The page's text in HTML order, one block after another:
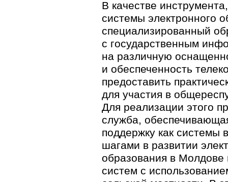
В качестве
системы электронного
специализированный
с государственным
на различную
и обеспеченность
предоставить
для участия в
Для реализации этого
служба,
поддержку как системы
шагами в развитии
образования в Молдове
систем с